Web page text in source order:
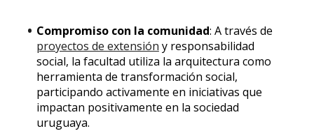
Compromiso con la comunidad: A través de
proyectos de extensión y responsabilidad
social, la facultad utiliza la arquitectura como
herramienta de transformación social,
participando activamente en iniciativas que
impactan positivamente en la sociedad
uruguaya.